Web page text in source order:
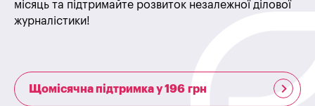
місяць та підтримайте розвиток незалежної ділової
журналістики!
Щомісячна підтримка у 196 грн